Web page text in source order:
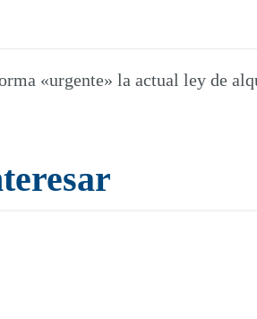
«urgente» la actual ley de